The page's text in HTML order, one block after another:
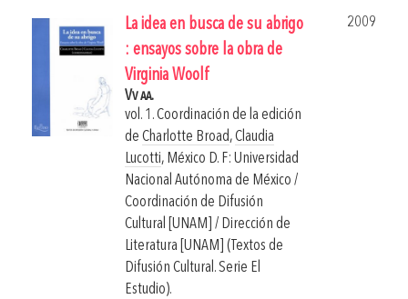
La idea en busca de su abrigo
: ensayos sobre la obra de
Virginia Woolf
2009
Vv aa.
vol. 1. Coordinación de la edición
de Charlotte Broad,Claudia
Lucotti, México D. F: Universidad
Nacional Autónoma de México /
Coordinación de Difusión
Cultural [UNAM] / Dirección de
Literatura [UNAM] (Textos de
Difusión Cultural. Serie El
Estudio).